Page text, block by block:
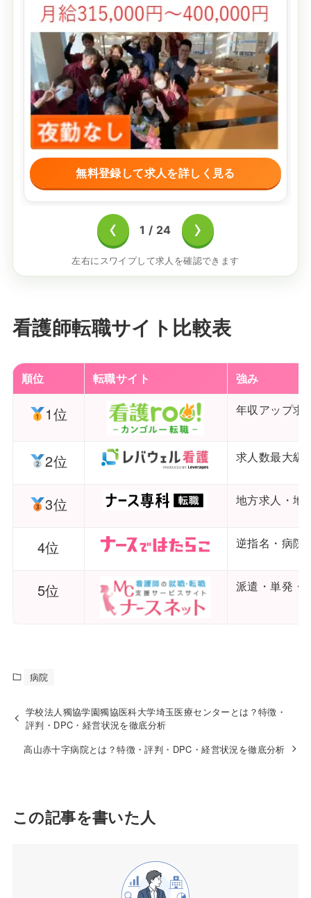
無料登録して求人を詳しく見る
‹ 1 / 24 ›
左右にスワイプして求人を確認できます
看護師転職サイト比較表
順位 転職サイト 強み
1位 年収アップ求
2位 求人数最大級
3位 地方求人・地
4位 逆指名・病院
5位 派遣・単発・
病院
学校法人獨協学園獨協医科大学埼玉医療センターとは？特徴・
評判・DPC・経営状況を徹底分析
高山赤十字病院とは？特徴・評判・DPC・経営状況を徹底分析
この記事を書いた人